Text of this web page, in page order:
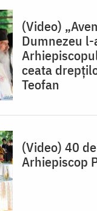
(Video)
Dumnezeu
ceata
Teofan
(Video) 40
Arhiepiscop